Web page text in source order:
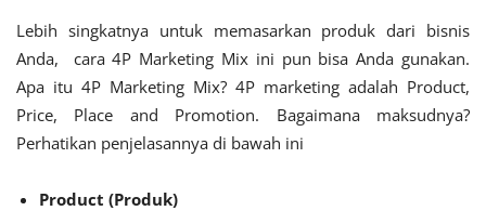
Lebih singkatnya untuk memasarkan produk dari bisnis
Anda, cara 4P Marketing Mix ini pun bisa Anda gunakan.
Apa itu 4P Marketing Mix? 4P marketing adalah Product,
Price, Place and Promotion. Bagaimana maksudnya?
Perhatikan penjelasannya di bawah ini
Product (Produk)